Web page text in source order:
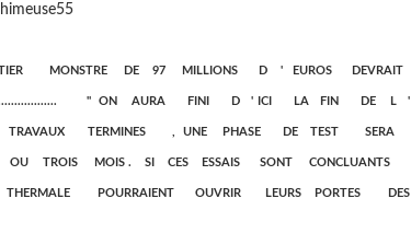
MONSTRE DE 97 MILLIONS D ' EUROS DEVRAIT
" ON AURA FINI D ' ICI LA FIN DE L '
TERMINES , UNE PHASE DE TEST SERA
TROIS MOIS . SI CES ESSAIS SONT CONCLUANTS
POURRAIENT OUVRIR LEURS PORTES DES